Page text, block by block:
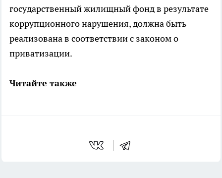
государственный жилищный фонд в результате
коррупционного нарушения, должна быть
реализована в соответствии с законом о
приватизации.
Читайте также